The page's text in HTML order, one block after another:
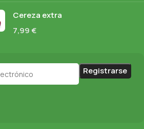
Cereza extra
7,99€